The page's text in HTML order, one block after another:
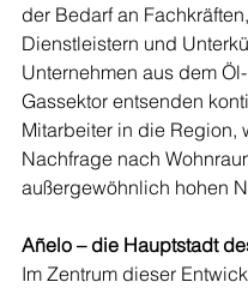
der Bedarf an Fachkräften,
Dienstleistern und
Unternehmen aus dem
Gassektor entsenden
Mitarbeiter in die Region,
Nachfrage nach
außergewöhnlich hohen
Añelo – die Hauptstadt
Im Zentrum dieser